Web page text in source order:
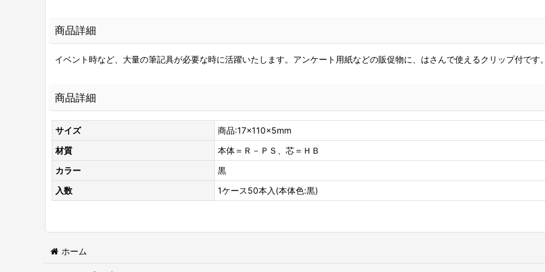
商品詳細
イベント時など、大量の筆記具が必要な時に活躍いたします。アンケート用紙などの販促物に、はさんで使えるクリップ付です
商品詳細
サイズ
商品:17×110×5mm
材質
本体＝Ｒ－ＰＳ、芯＝ＨＢ
カラー
黒
入数
1ケース50本入(本体色:黒)
ホーム